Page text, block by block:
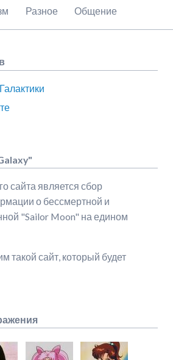
Разное Общение
сайта является сбор
о бессмертной и
"Sailor Moon" на едином
такой сайт, который будет